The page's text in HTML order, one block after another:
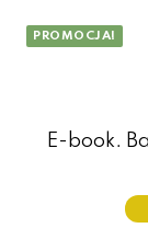
PROMOCJA!
E-book.